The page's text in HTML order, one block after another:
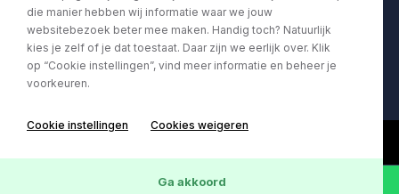
die manier hebben wij informatie waar we jouw
websitebezoek beter mee maken. Handig toch? Natuurlijk
kies je zelf of je dat toestaat. Daar zijn we eerlijk over. Klik
op “Cookie instellingen”, vind meer informatie en beheer je
voorkeuren.
Cookie instellingen Cookies weigeren
Ga akkoord